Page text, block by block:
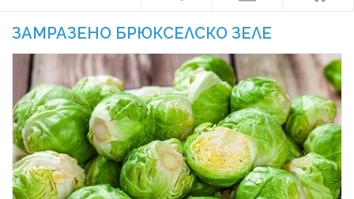
ЗАМРАЗЕНО БРЮКСЕЛСКО ЗЕЛЕ